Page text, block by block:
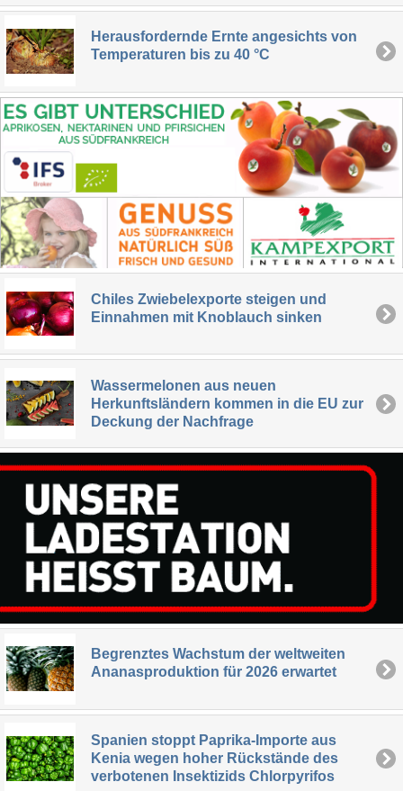
Herausfordernde Ernte angesichts von
Temperaturen bis zu 40 °C
Chiles Zwiebelexporte steigen und
Einnahmen mit Knoblauch sinken
Wassermelonen aus neuen
Herkunftsländern kommen in die EU zur
Deckung der Nachfrage
Begrenztes Wachstum der weltweiten
Ananasproduktion für 2026 erwartet
Spanien stoppt Paprika-Importe aus
Kenia wegen hoher Rückstände des
verbotenen Insektizids Chlorpyrifos